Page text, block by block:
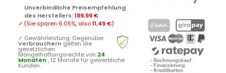
Unverbindliche Preisempfehlung
des Herstellers:189,99 €
✓ (Sie sparen 6.05%, also11,49 €)
✓ Gewährleistung: Gegenüber
Verbrauchern gelten die
gesetzlichen
Mängelhaftungsrechte von 24
Monaten , 12 Monate für gewerbliche
Kunden.